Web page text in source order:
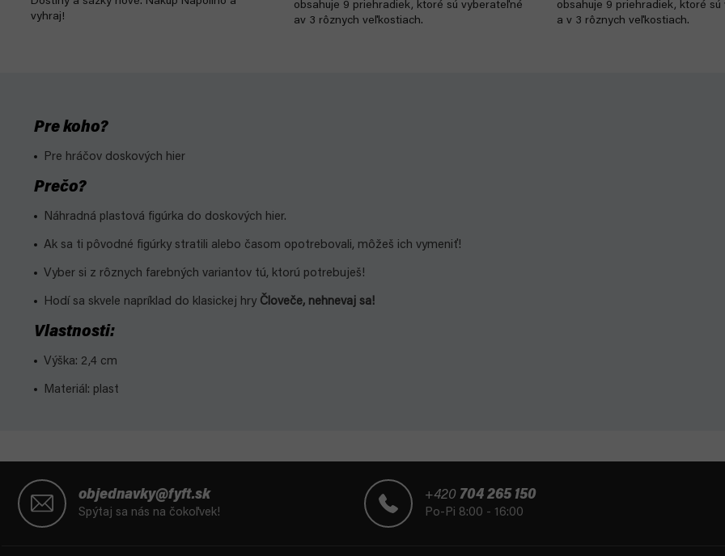
vyhraj!
obsahuje 9 priehradiek, ktoré sú vyberateľné
av 3 rôznych veľkostiach.
obsahuje 9 priehradiek, ktoré
a v 3 rôznych veľkostiach.
Pre koho?
Pre hráčov doskových hier
Prečo?
Náhradná plastová figúrka do doskových hier.
Ak sa ti pôvodné figúrky stratili alebo časom opotrebovali, môžeš ich vymeniť!
Vyber si z rôznych farebných variantov tú, ktorú potrebuješ!
Hodí sa skvele napríklad do klasickej hry Človeče, nehnevaj sa!
Vlastnosti:
Výška: 2,4 cm
Materiál: plast
objednavky@fyft.sk
Spýtaj sa nás na čokoľvek!
+420 704 265 150
Po-Pi 8:00 - 16:00